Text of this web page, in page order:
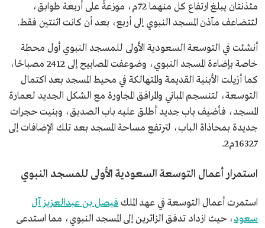
مئذنتان يبلغ ارتفاع كل منهما 72م، موزعةً على أربعة طوابق،
لتتضاعف مآذن المسجد النبوي إلى أربع، بعد أن كانت اثنتين فقط.
أنشئت في التوسعة السعودية الأولى للمسجد النبوي أول محطة
خاصة بإضاءة المسجد النبوي، وضوعفت المصابيح إلى 2412 مصباحًا،
كما أزيلت الأبنية القديمة والمتهالكة في محيط المسجد بعد اكتمال
التوسعة، لتنسجم المباني والمرافق المجاورة مع الشكل الجديد لعمارة
المسجد، فأضيف باب جديد أطلق عليه باب الصديق، وبنيت حجرات
جديدة بمحاذاة الباب، لترتفع مساحة المسجد بعد تلك الإضافات إلى
16327م2.
استمرار أعمال التوسعة السعودية الأولى للمسجد النبوي
استمرت أعمال التوسعة في عهد الملك فيصل بن عبدالعزيز آل
سعود، حيث ازداد تدفق الزائرين إلى المسجد النبوي، مما استدعى